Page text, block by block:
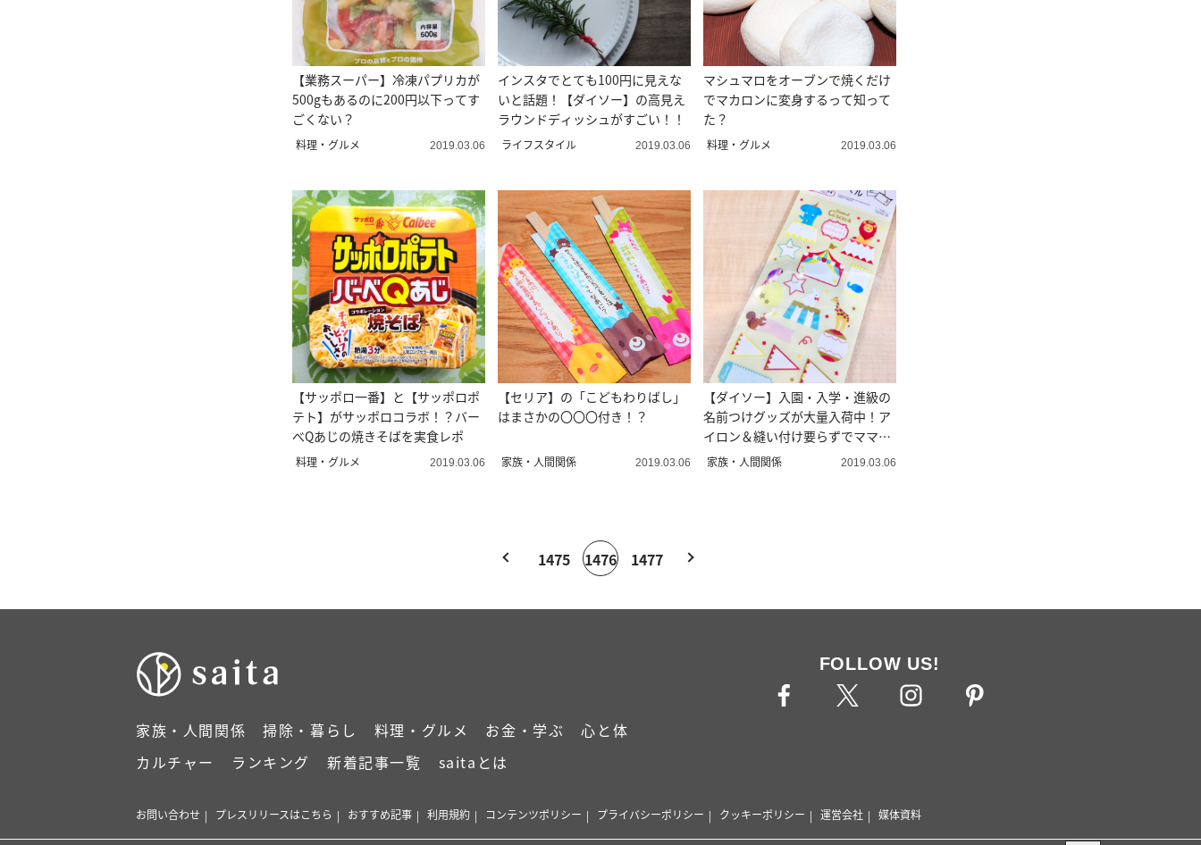
【業務スーパー】冷凍パプリカが
500gもあるのに200円以下ってす
ごくない？
料理・グルメ 2019.03.06
インスタでとても100円に見えな
いと話題！【ダイソー】の高見え
ラウンドディッシュがすごい！！
ライフスタイル 2019.03.06
マシュマロをオーブンで焼くだけ
でマカロンに変身するって知って
た？
料理・グルメ 2019.03.06
【サッポロ一番】と【サッポロポ
テト】がサッポロコラボ！？バー
べQあじの焼きそばを実食レポ
料理・グルメ 2019.03.06
【セリア】の「こどもわりばし」
はまさかの〇〇〇付き！？
家族・人間関係 2019.03.06
【ダイソー】入園・入学・進級の
名前つけグッズが大量入荷中！ア
イロン＆縫い付け要らずでママの
味方♪
家族・人間関係 2019.03.06
1475 1476 1477
家族・人間関係 掃除・暮らし 料理・グルメ お金・学ぶ
心と体
カルチャー
ランキング 新着記事一覧 saitaとは
FOLLOW US!
お問い合わせ プレスリリースはこちら おすすめ記事 利用規約 コンテンツポリシー プライバシーポリシー クッキーポリシー 運営会社 媒体資料